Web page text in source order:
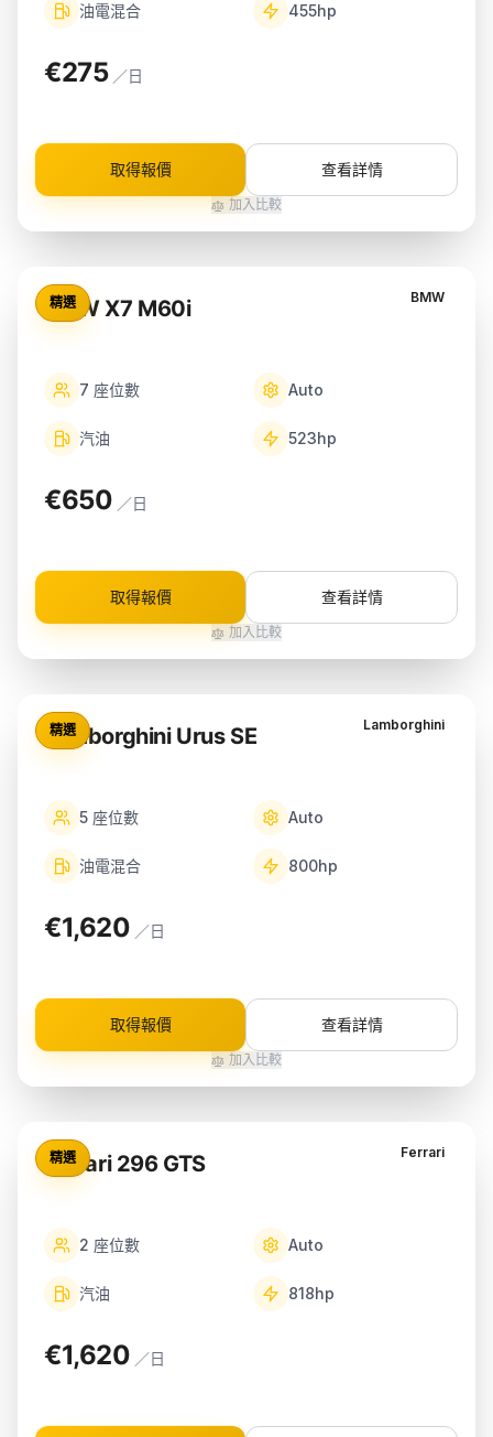
油電混合 455hp
€275 ／日
取得報價 查看詳情
加入比較
精選 BMW
BMW X7 M60i
7 座位數 Auto
汽油 523hp
€650 ／日
取得報價 查看詳情
加入比較
精選 Lamborghini
Lamborghini Urus SE
5 座位數 Auto
油電混合 800hp
€1,620 ／日
取得報價 查看詳情
加入比較
精選 Ferrari
Ferrari 296 GTS
2 座位數 Auto
汽油 818hp
€1,620 ／日